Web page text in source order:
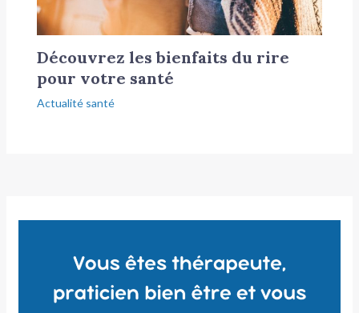
Découvrez les bienfaits du rire
pour votre santé
Actualité santé